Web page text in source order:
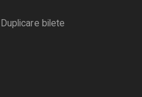
Duplicare bilete